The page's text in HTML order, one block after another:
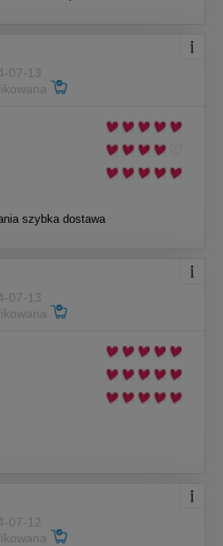
07-13
szybka dostawa
07-13
07-12